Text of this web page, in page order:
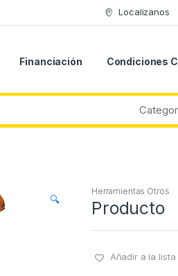
Localizanos
Financiación Condiciones
🔍
Herramientas Otros
Producto
Añadir a la